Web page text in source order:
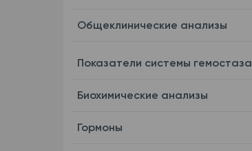
Общеклинические анализы
Показатели системы гемостаза
Биохимические анализы
Гормоны